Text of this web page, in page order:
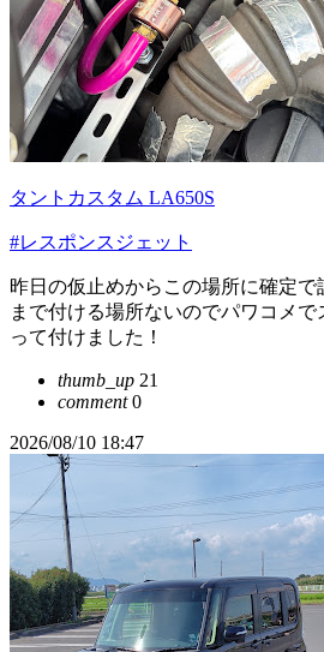
タントカスタム LA650S
#レスポンスジェット
昨日の仮止めからこの場所に確定で
まで付ける場所ないのでパワコメ
って付けました！
thumb_up 21
comment0
2026/08/10 18:47